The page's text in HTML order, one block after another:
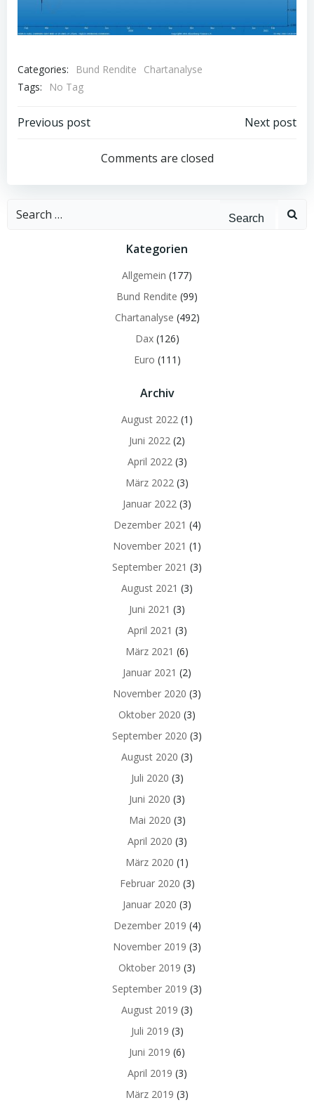
Categories: Bund Rendite
Chartanalyse
Tags:
No Tag
Post
navigation
Previous post
navigation
Next post
Comments are closed
Search
Kategorien
Allgemein (177)
Bund Rendite (99)
Chartanalyse (492)
Dax(126)
Euro (111)
Archiv
August 2022 (1)
Juni 2022 (2)
April 2022(3)
März 2022 (3)
Januar 2022 (3)
Dezember 2021 (4)
November 2021 (1)
September 2021 (3)
August 2021 (3)
Juni 2021 (3)
April 2021 (3)
März 2021 (6)
Januar 2021 (2)
November 2020 (3)
Oktober 2020 (3)
September 2020 (3)
August 2020 (3)
Juli 2020 (3)
Juni 2020 (3)
Mai 2020 (3)
April 2020 (3)
März 2020 (1)
Februar 2020 (3)
Januar 2020 (3)
Dezember 2019 (4)
November 2019 (3)
Oktober 2019 (3)
September 2019 (3)
August 2019 (3)
Juli 2019 (3)
Juni 2019 (6)
April 2019 (3)
März 2019 (3)